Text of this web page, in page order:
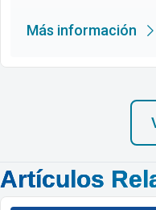
Más información
Artículos